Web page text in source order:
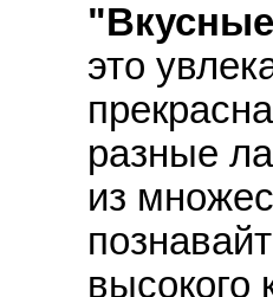
это
разные
из
высокого